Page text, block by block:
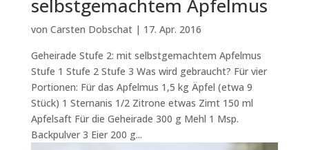
selbstgemachtem Apfelmus
von Carsten Dobschat| 17. Apr. 2016
Geheirade Stufe 2: mit selbstgemachtem Apfelmus
Stufe 1 Stufe 2 Stufe 3 Was wird gebraucht? Für vier
Portionen: Für das Apfelmus 1,5 kg Äpfel (etwa 9
Stück) 1 Sternanis 1/2 Zitrone etwas Zimt 150 ml
Apfelsaft Für die Geheirade 300 g Mehl 1 Msp.
Backpulver 3 Eier 200 g...